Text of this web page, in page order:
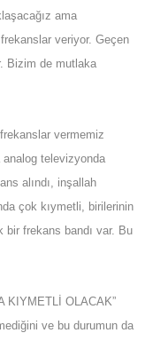
ama
veriyor. Geçen
Bizim de mutlaka
vermemiz
analog televizyonda
alındı, inşallah
çok kıymetli, birilerinin
bir frekans bandı var. Bu
KIYMETLİ OLACAK”
ve bu durumun da